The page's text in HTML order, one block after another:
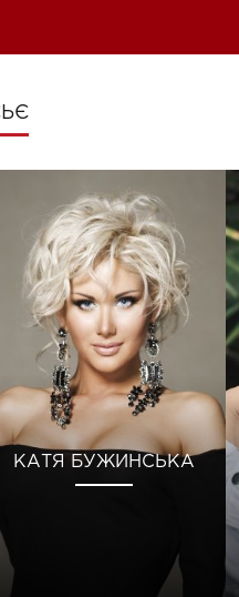
КАТЯ БУЖИНСЬКА